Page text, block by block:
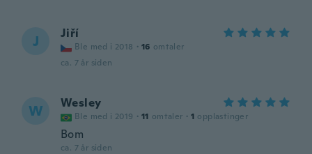
J Jiří
Ble med i 2018 · 16 omtaler
ca. 7 år siden
W Wesley
Ble med i 2019 · 11 omtaler · 1 opplastinger
Bom
ca. 7 år siden